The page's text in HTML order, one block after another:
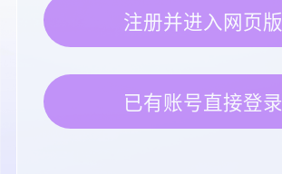
注册并进入网页版
已有账号直接登录